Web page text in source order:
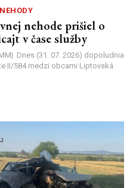
nehode prišiel o
v čase služby
Dnes (31. 07. 2026) dopoludnia
II/584 medzi obcami Liptovská